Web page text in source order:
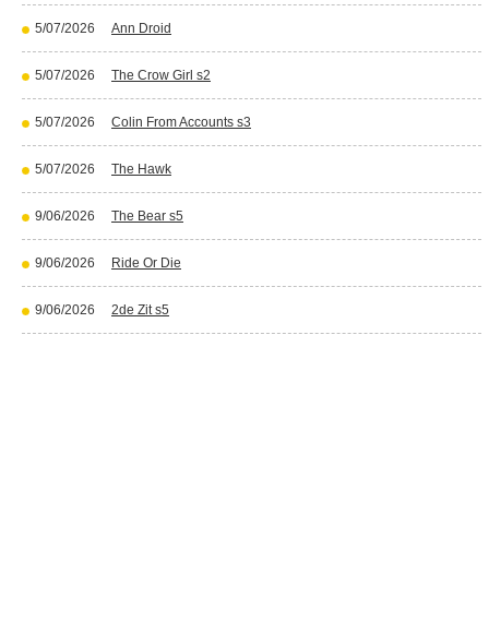
5/07/2026 Ann Droid
5/07/2026 The Crow Girl s2
5/07/2026 Colin From Accounts s3
5/07/2026 The Hawk
9/06/2026 The Bear s5
9/06/2026 Ride Or Die
9/06/2026 2de Zit s5